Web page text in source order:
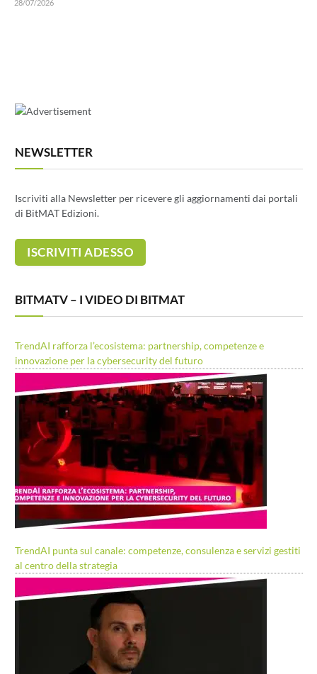
28/07/2026
NEWSLETTER
Iscriviti alla Newsletter per ricevere gli aggiornamenti dai portali
di BitMAT Edizioni.
BITMATV – I VIDEO DI BITMAT
TrendAI rafforza l’ecosistema: partnership, competenze e
innovazione per la cybersecurity del futuro
TrendAI punta sul canale: competenze, consulenza e servizi gestiti
al centro della strategia